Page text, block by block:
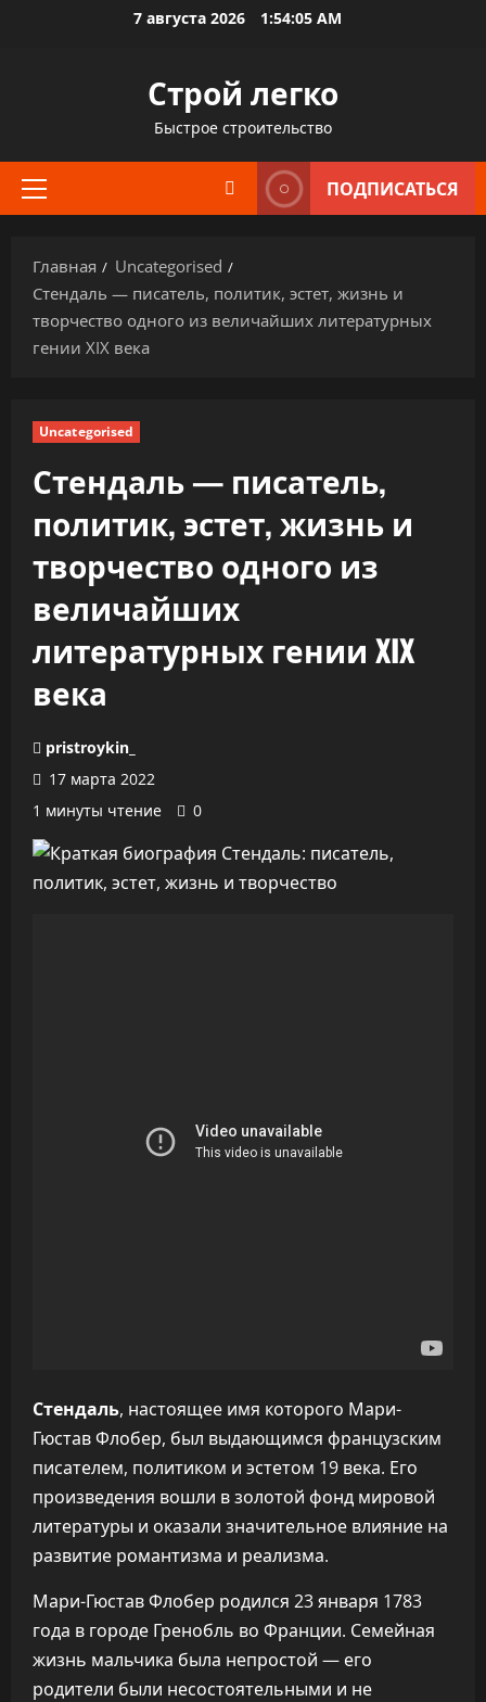
7 августа 2026 1:54:06 AM
Строй легко
Быстрое строительство
Основное
ПОДПИСАТЬСЯ
Главная
Uncategorised
Стендаль — писатель, политик, эстет, жизнь и
творчество одного из величайших литературных
гении XIX века
Uncategorised
Стендаль — писатель,
политик, эстет, жизнь и
творчество одного из
величайших
литературных гении XIX
века
pristroykin_
17 марта 2022
1 минуты чтение
0
Стендаль, настоящее имя которого Мари-
Гюстав Флобер, был выдающимся французским
писателем, политиком и эстетом 19 века. Его
произведения вошли в золотой фонд мировой
литературы и оказали значительное влияние на
развитие романтизма и реализма.
Мари-Гюстав Флобер родился 23 января 1783
года в городе Гренобль во Франции. Семейная
жизнь мальчика была непростой — его
родители были несостоятельными и не